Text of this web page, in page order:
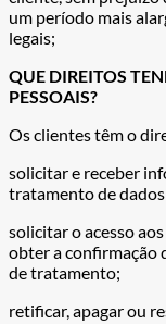
um período mais
legais;
QUE DIREITOS
PESSOAIS?
Os clientes têm o
solicitar e receber
tratamento de
solicitar o acesso
obter a confirmação
de tratamento;
retificar, apagar ou